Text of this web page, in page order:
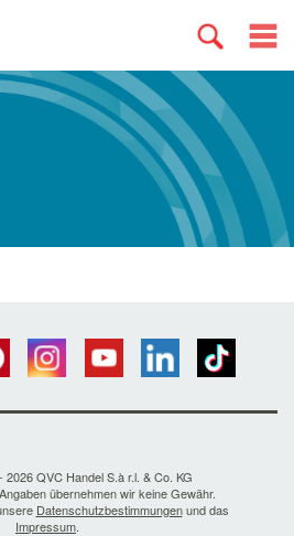
QVC Handel S.à r.l. & Co. KG
übernehmen wir keine Gewähr.
Datenschutzbestimmungenund das
Impressum.